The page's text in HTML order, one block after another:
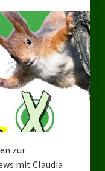
zur
mit Claudia